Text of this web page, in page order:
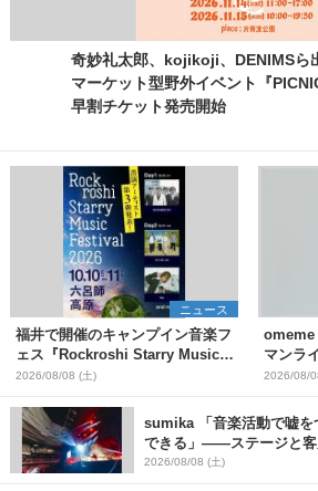
奇妙礼太郎、kojikoji、DENIMSら
マーケット型野外イベント『
早割チケット発売開始
ニュース
福井で開催のキャンプイン音楽フ
ェス『Rockroshi Starry Music
Festival 2026』第3弾出演者とし
てSCOOBIE DO、かりゆし58、
Reiを発表
2026/08/08 (土)
omeme
マンラ
one
2026/08/
sumika 「音楽活動で嘘を
できる」――ステージと客
た、ツアーファイナル武
2026/08/08 (土)